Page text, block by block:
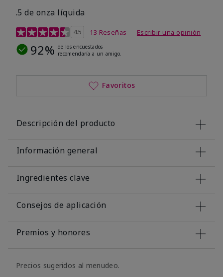
.5 de onza líquida
Calificación de clientes de 3,2 de 5
4.5 13 Reseñas Escribir una opinión
92% de los encuestados
recomendaría a un amigo.
Favoritos
Descripción del producto
Información general
Ingredientes clave
Consejos de aplicación
Premios y honores
Precios sugeridos al menudeo.